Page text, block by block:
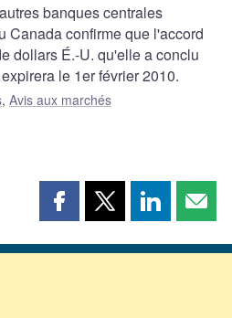
banques centrales
Canada confirme que l'accord
dollars É.-U. qu'elle a conclu
le 1er février 2010.
, Avis aux marchés
Partager
page
Partager
page
Partager
page page